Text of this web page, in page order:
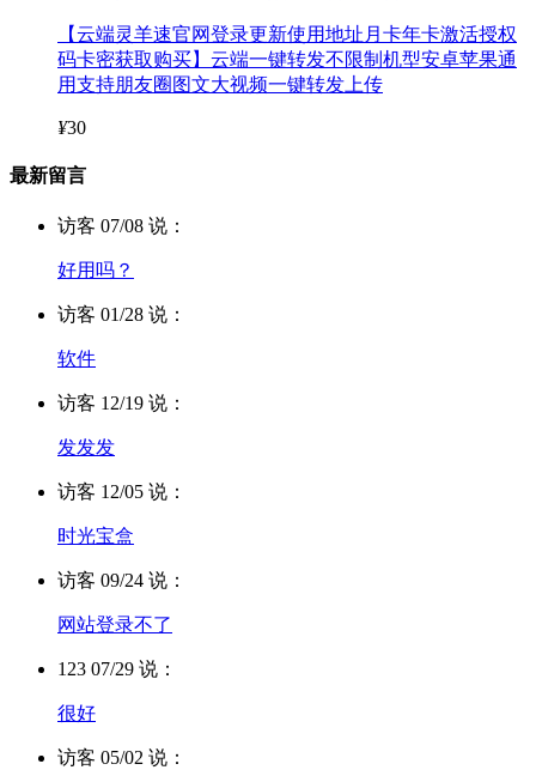
【云端灵羊速官网登录更新使用地址月卡年卡激活授权
码卡密获取购买】云端一键转发不限制机型安卓苹果通
用支持朋友圈图文大视频一键转发上传
¥30
最新留言
访客 07/08 说：
好用吗？
访客 01/28 说：
软件
访客 12/19 说：
发发发
访客 12/05 说：
时光宝盒
访客 09/24 说：
网站登录不了
123 07/29 说：
很好
访客 05/02 说：